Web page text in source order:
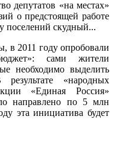
депутатов «на местах»
о предстоящей работе
поселений скудный...
в 2011 году опробовали
сами жители
необходимо выделить
«народных
«Единая Россия»
направлено по 5 млн
эта инициатива будет